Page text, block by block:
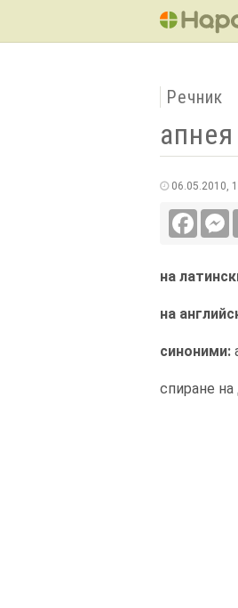
Речник
апнея
06.05.2010,
на
на
синоними:
спиране